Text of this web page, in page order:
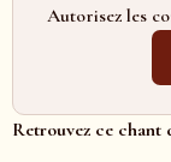
Autorisez les
Retrouvez ce chant